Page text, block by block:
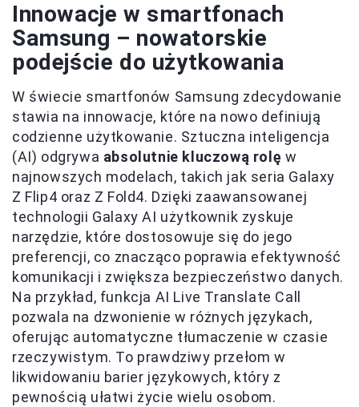
Innowacje w smartfonach
Samsung – nowatorskie
podejście do użytkowania
W świecie smartfonów Samsung zdecydowanie
stawia na innowacje, które na nowo definiują
codzienne użytkowanie. Sztuczna inteligencja
(AI) odgrywa absolutnie kluczową rolę w
najnowszych modelach, takich jak seria Galaxy
Z Flip4 oraz Z Fold4. Dzięki zaawansowanej
technologii Galaxy AI użytkownik zyskuje
narzędzie, które dostosowuje się do jego
preferencji, co znacząco poprawia efektywność
komunikacji i zwiększa bezpieczeństwo danych.
Na przykład, funkcja AI Live Translate Call
pozwala na dzwonienie w różnych językach,
oferując automatyczne tłumaczenie w czasie
rzeczywistym. To prawdziwy przełom w
likwidowaniu barier językowych, który z
pewnością ułatwi życie wielu osobom.